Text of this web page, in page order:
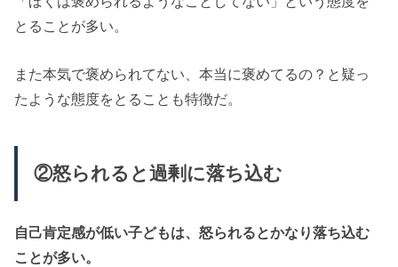
とることが多い。
また本気で褒められてない、本当に褒めてるの？と疑っ
たような態度をとることも特徴だ。
②怒られると過剰に落ち込む
自己肯定感が低い子どもは、怒られるとかなり落ち込む
ことが多い。